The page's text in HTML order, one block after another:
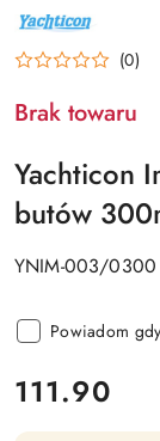
NAZWA
PRODUCENTA:
YACHTICON (0)
Brak towaru
Yachticon
butów
YNIM-003/0300
Powiadom
cena:
111.90